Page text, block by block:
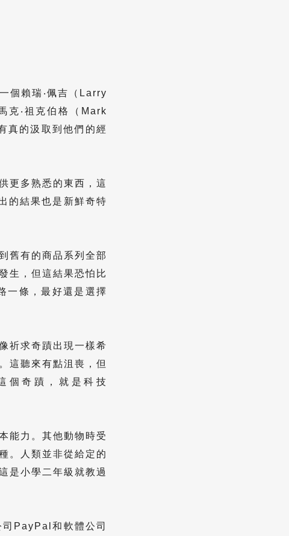
個賴瑞‧佩吉（Larry
克‧祖克伯格（Mark
真的汲取到他們的經
更多熟悉的東西，這
的結果也是新鮮奇特
舊有的商品系列全部
生，但這結果恐怕比
一條，最好還是選擇
祈求奇蹟出現一樣希
這聽來有點沮喪，但
個奇蹟，就是科技
能力。其他動物時受
。人類並非從給定的
是小學二年級就教過
司PayPal和軟體公司